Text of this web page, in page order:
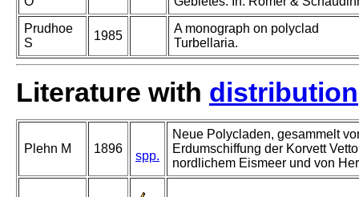
Prudhoe
S
1985
A monograph on polyclad
Turbellaria.
Literature with distribution
Plehn M 1896
spp.
Neue Polycladen, gesammelt
Erdumschiffung der Korvett
nordlichem Eismeer und von